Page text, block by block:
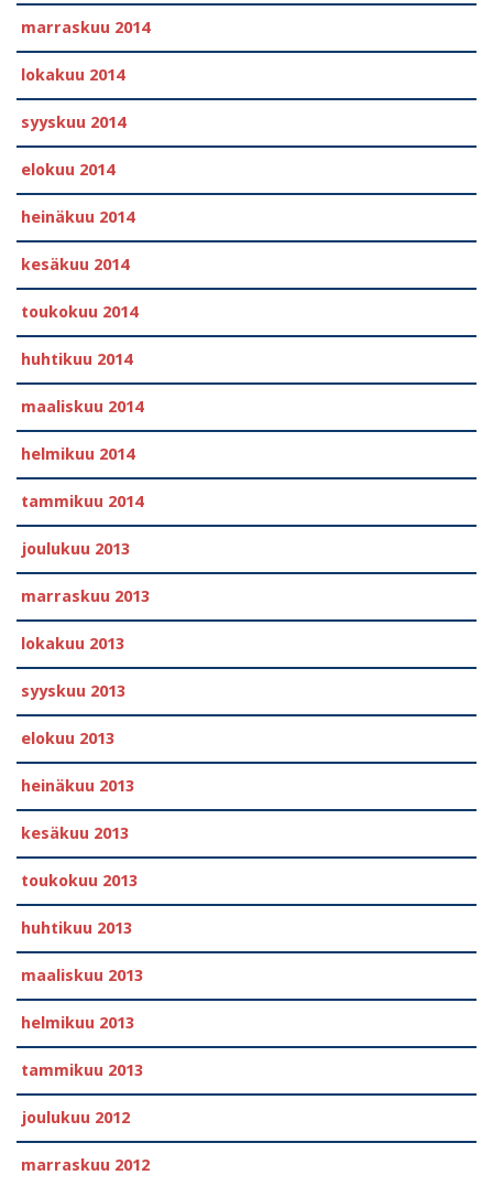
marraskuu 2014
lokakuu 2014
syyskuu 2014
elokuu 2014
heinäkuu 2014
kesäkuu 2014
toukokuu 2014
huhtikuu 2014
maaliskuu 2014
helmikuu 2014
tammikuu 2014
joulukuu 2013
marraskuu 2013
lokakuu 2013
syyskuu 2013
elokuu 2013
heinäkuu 2013
kesäkuu 2013
toukokuu 2013
huhtikuu 2013
maaliskuu 2013
helmikuu 2013
tammikuu 2013
joulukuu 2012
marraskuu 2012